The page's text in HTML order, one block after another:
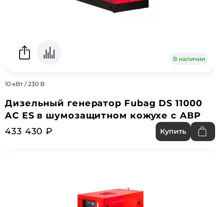
В наличии
10 кВт / 230 В
Дизельный генератор Fubag DS 11000
AC ES в шумозащитном кожухе с АВР
433 430 ₽
Купить